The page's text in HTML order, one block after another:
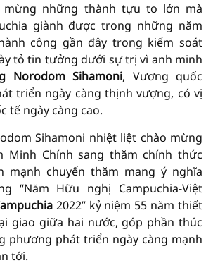
mừng những thành tựu to lớn mà
giành được trong những năm
công gần đây trong kiểm soát
tỏ tin tưởng dưới sự trị vì anh minh
Norodom Sihamoni, Vương quốc
triển ngày càng thịnh vượng, có vị
tế ngày càng cao.
Sihamoni nhiệt liệt chào mừng
Minh Chính sang thăm chính thức
mạnh chuyến thăm mang ý nghĩa
“Năm Hữu nghị Campuchia-Việt
2022” kỷ niệm 55 năm thiết
giao giữa hai nước, góp phần thúc
phương phát triển ngày càng mạnh
tới.